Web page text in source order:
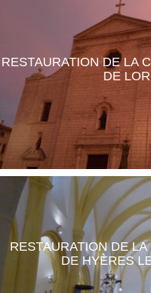
RESTAURATION DE LA
DE
RESTAURATION DE
DE HYÈRES